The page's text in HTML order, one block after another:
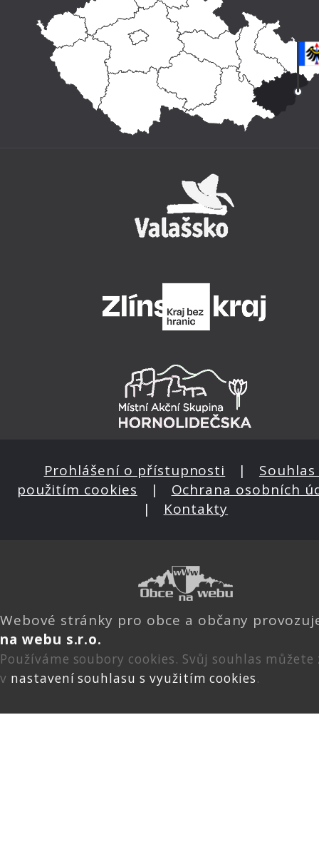
Prohlášení o přístupnosti | Souhlas
použitím cookies | Ochrana osobních
| Kontakty
Webové stránky pro obce a občany
na webu s.r.o.
Používáme soubory cookies. Svůj souhlas
v nastavení souhlasu s využitím cookies.